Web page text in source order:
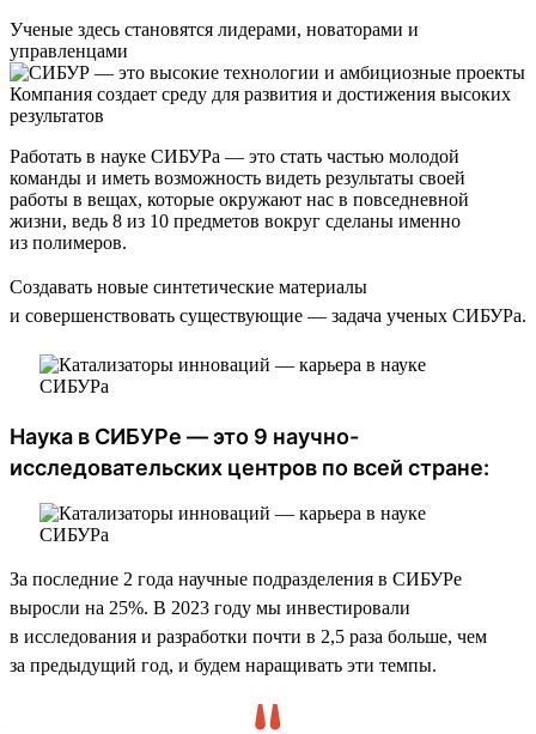
Ученые здесь становятся лидерами, новаторами и
управленцами
Компания создает среду для развития и достижения высоких
результатов
Работать в науке СИБУРа — это стать частью молодой
команды и иметь возможность видеть результаты своей
работы в вещах, которые окружают нас в повседневной
жизни, ведь 8 из 10 предметов вокруг сделаны именно
из полимеров.
Создавать новые синтетические материалы
и совершенствовать существующие — задача ученых СИБУРа.
Наука в СИБУРе — это 9 научно-
исследовательских центров по всей стране:
За последние 2 года научные подразделения в СИБУРе
выросли на 25%. В 2023 году мы инвестировали
в исследования и разработки почти в 2,5 раза больше, чем
за предыдущий год, и будем наращивать эти темпы.